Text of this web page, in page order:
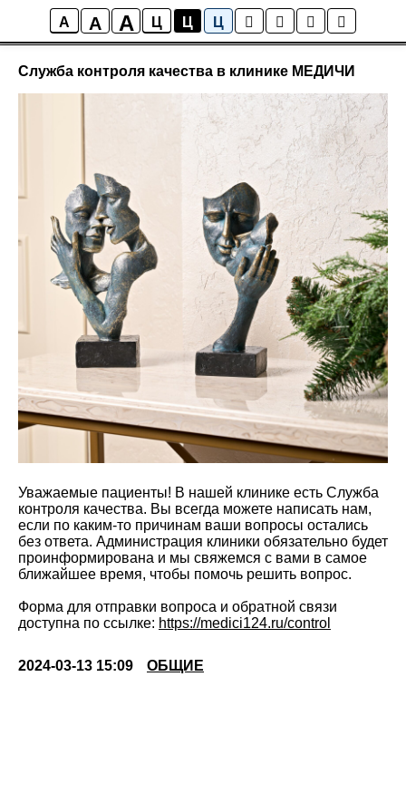
A A A Ц Ц Ц
Новости
Служба контроля качества в клинике МЕДИЧИ
Уважаемые пациенты! В нашей клинике есть Служба
контроля качества. Вы всегда можете написать нам,
если по каким-то причинам ваши вопросы остались
без ответа. Администрация клиники обязательно будет
проинформирована и мы свяжемся с вами в самое
ближайшее время, чтобы помочь решить вопрос.
Форма для отправки вопроса и обратной связи
доступна по ссылке: https://medici124.ru/control
2024-03-13 15:09 ОБЩИЕ